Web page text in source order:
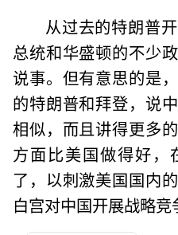
从过去的特朗普
总统和华盛顿的不少
说事。但有意思的是
的特朗普和拜登，说
相似，而且讲得更多
方面比美国做得好，
了，以刺激美国国内
白宫对中国开展战略竞